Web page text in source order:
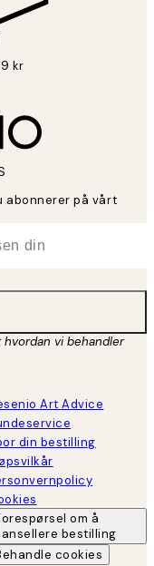
kr
abonnerer på vårt
vi behandler
Art Advice
din bestilling
om å
bestilling
cookies